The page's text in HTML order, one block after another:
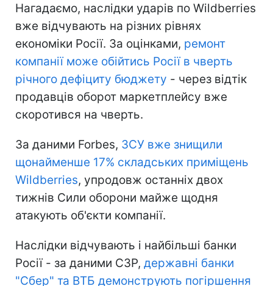
Нагадаємо, наслідки ударів по Wildberries
вже відчувають на різних рівнях
економіки Росії. За оцінками, ремонт
компанії може обійтись Росії в чверть
річного дефіциту бюджету - через відтік
продавців оборот маркетплейсу вже
скоротився на чверть.
За даними Forbes, ЗСУ вже знищили
щонайменше 17% складських приміщень
Wildberries, упродовж останніх двох
тижнів Сили оборони майже щодня
атакують об'єкти компанії.
Наслідки відчувають і найбільші банки
Росії - за даними СЗР, державні банки
"Сбер" та ВТБ демонструють погіршення